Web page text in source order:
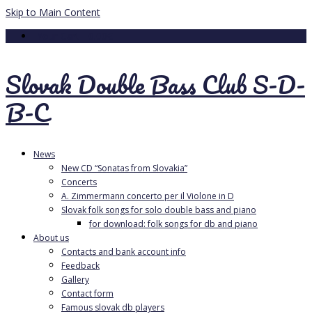
Skip to Main Content
Slovak Double Bass Club S-D-
B-C
News
New CD “Sonatas from Slovakia”
Concerts
A. Zimmermann concerto per il Violone in D
Slovak folk songs for solo double bass and piano
for download: folk songs for db and piano
About us
Contacts and bank account info
Feedback
Gallery
Contact form
Famous slovak db players